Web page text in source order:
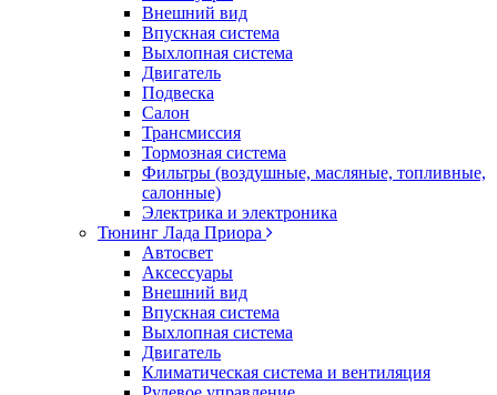
Внешний вид
Впускная система
Выхлопная система
Двигатель
Подвеска
Салон
Трансмиссия
Тормозная система
Фильтры (воздушные, масляные, топливные,
салонные)
Электрика и электроника
Тюнинг Лада Приора
Автосвет
Аксессуары
Внешний вид
Впускная система
Выхлопная система
Двигатель
Климатическая система и вентиляция